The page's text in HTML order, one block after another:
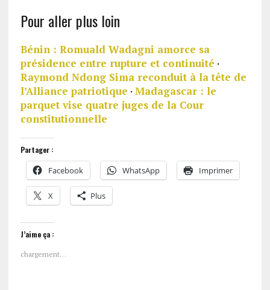
Pour aller plus loin
Bénin : Romuald Wadagni amorce sa
présidence entre rupture et continuité·
Raymond Ndong Sima reconduit à la tête de
l’Alliance patriotique · Madagascar : le
parquet vise quatre juges de la Cour
constitutionnelle
Partager :
Facebook WhatsApp Imprimer
X Plus
J’aime ça :
chargement…